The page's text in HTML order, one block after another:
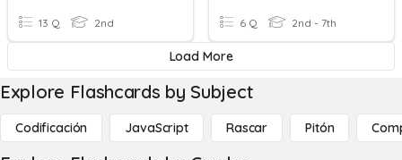
13 Q 2nd 6 Q 2nd - 7th
Load More
Explore Flashcards by Subject
Codificación JavaScript Rascar Pitón